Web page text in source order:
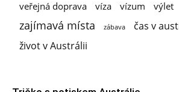
veřejná doprava víza vízum výlet
zajímavá místa zábava
čas v
život v Austrálii